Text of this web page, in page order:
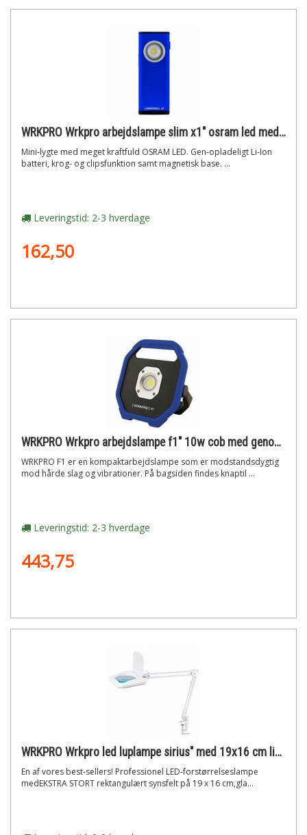
WRKPRO Wrkpro arbejdslampe slim x1" osram led med krog, clips og genopladeligt batteri"
Mini-lygte med meget kraftfuld OSRAM LED. Gen-opladeligt Li-Ion
batteri, krog- og clipsfunktion samt magnetisk base. ...
Leveringstid: 2-3 hverdage
162,50
WRKPRO Wrkpro arbejdslampe f1" 10w cob med genopladeligt batteri og magnet"
WRKPRO F1 er en kompaktarbejdslampe som er modstandsdygtig
mod hårde slag og vibrationer. På bagsiden findes knaptil ...
Leveringstid: 2-3 hverdage
443,75
WRKPRO Wrkpro led luplampe sirius" med 19x16 cm linse og 3d dioptri (1,75x)"
En af vores best-sellers! Professionel LED-forstørrelseslampe
medEKSTRA STORT rektangulært synsfelt på 19 x 16 cm,gla...